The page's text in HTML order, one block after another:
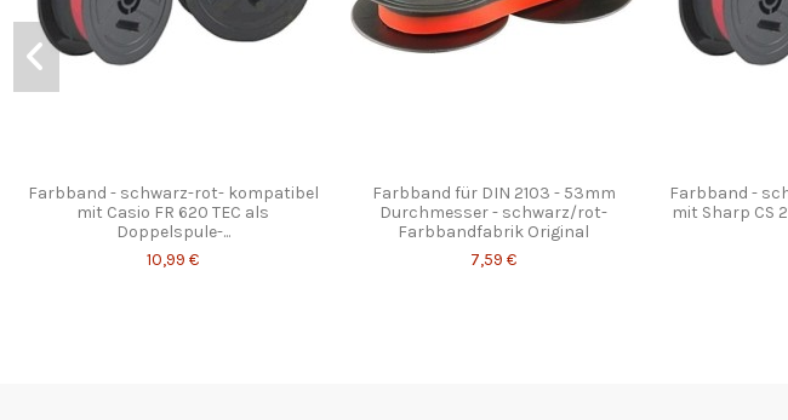
Farbband - schwarz-rot- kompatibel
mit Casio FR 620 TEC als
Doppelspule-...
10,99 €
Farbband für DIN 2103 - 53mm
Durchmesser - schwarz/rot-
Farbbandfabrik Original
7,59 €
Farbband -
mit Sharp CS